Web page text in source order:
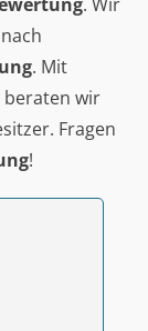
. Mit
beraten wir
Fragen
!